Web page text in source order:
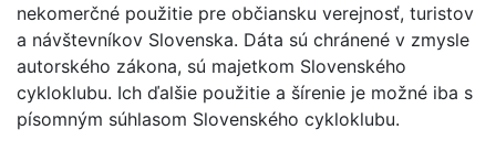
nekomerčné použitie pre občiansku verejnosť, turistov
a návštevníkov Slovenska. Dáta sú chránené v zmysle
autorského zákona, sú majetkom Slovenského
cykloklubu. Ich ďalšie použitie a šírenie je možné iba s
písomným súhlasom Slovenského cykloklubu.